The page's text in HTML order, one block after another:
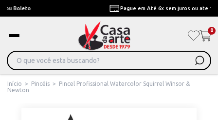
Pague em Até 6x sem juros ou ate 12x com juros
0
Início > Pincéis >
Pincel Profissional Watercolor Squirrel Winsor &
Newton